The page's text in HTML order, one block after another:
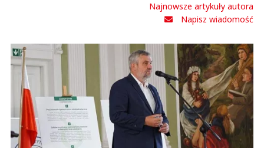
Najnowsze artykuły autora
Napisz wiadomość